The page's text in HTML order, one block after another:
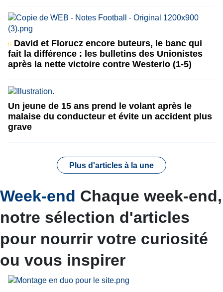
David et Florucz encore buteurs, le banc qui
fait la différence : les bulletins des Unionistes
après la nette victoire contre Westerlo (1-5)
Un jeune de 15 ans prend le volant après le
malaise du conducteur et évite un accident plus
grave
Plus d'articles à la une
Week-end Chaque week-end,
notre sélection d'articles
pour nourrir votre curiosité
ou vous inspirer